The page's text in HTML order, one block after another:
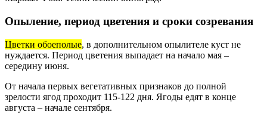
Опыление, период цветения и сроки созревания
Цветки обоеполые, в дополнительном опылителе куст не
нуждается. Период цветения выпадает на начало мая –
середину июня.
От начала первых вегетативных признаков до полной
зрелости ягод проходит 115-122 дня. Ягоды едят в конце
августа – начале сентября.